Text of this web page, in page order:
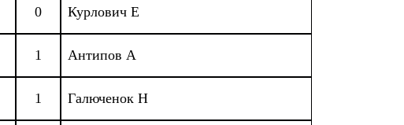
0 Курлович Е
1 Антипов А
1 Галюченок Н